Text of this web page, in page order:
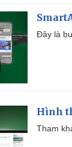
Đây là
Hình
Tham